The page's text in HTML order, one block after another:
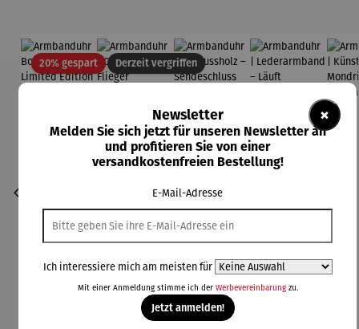
20% gespartRabattDerzeit vergriffen
×
Newsletter
Melden Sie sich jetzt für unseren Newsletter an
und profitieren Sie von einer
versandkostenfreien Bestellung!
E-Mail-Adresse
Ich interessiere mich am meisten für
Mit einer Anmeldung stimme ich der Werbevereinbarungzu.
Jetzt anmelden!